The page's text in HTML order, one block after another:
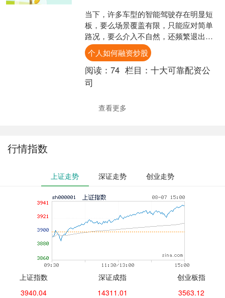
当下，许多车型的智能驾驶存在明显短
板，要么场景覆盖有限，只能应对简单
路况，要么介入不自然，还频繁退出，
不仅无法减轻驾驶负担，反而增加了驾
驶焦虑。然而，一汽奥迪A....
个人如何融资炒股
阅读： 74 栏目： 十大可靠配资公
司
查看更多
行情指数
上证走势 深证走势 创业走势
上证指数
3940.04
深证成指
14311.01
创业板指
3563.12